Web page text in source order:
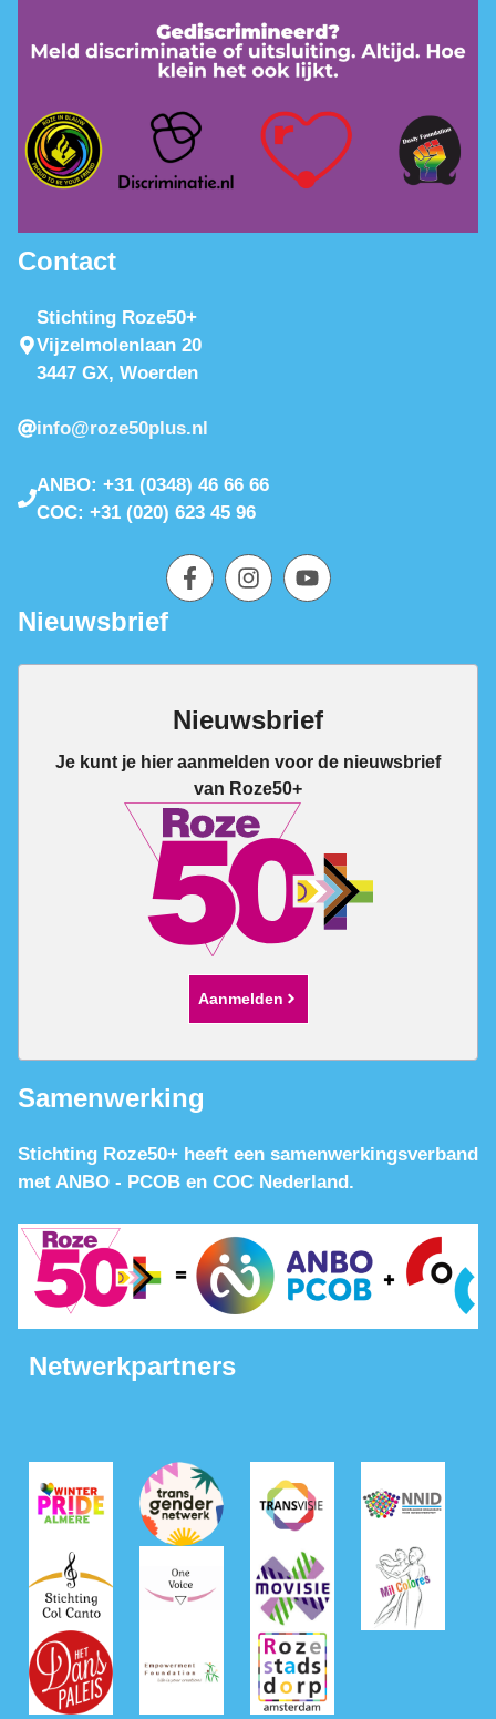
Contact
Stichting Roze50+
Vijzelmolenlaan 20
3447 GX, Woerden
info@roze50plus.nl
ANBO: +31 (0348) 46 66 66
COC: +31 (020) 623 45 96
Nieuwsbrief
Nieuwsbrief
Je kunt je hier aanmelden voor de nieuwsbrief
van Roze50+
Aanmelden
Samenwerking
Stichting Roze50+ heeft een samenwerkingsverband
met ANBO - PCOB en COC Nederland.
Netwerkpartners